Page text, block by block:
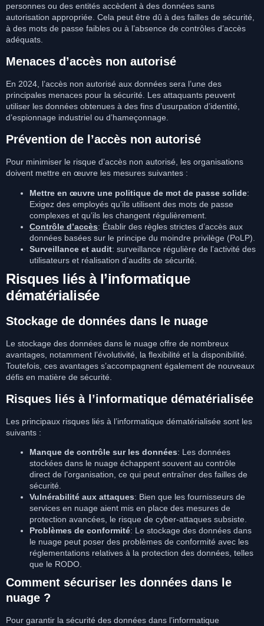
personnes ou des entités accèdent à des données sans
autorisation appropriée. Cela peut être dû à des failles de sécurité,
à des mots de passe faibles ou à l’absence de contrôles d’accès
adéquats.
Menaces d’accès non autorisé
En 2024, l’accès non autorisé aux données sera l’une des
principales menaces pour la sécurité. Les attaquants peuvent
utiliser les données obtenues à des fins d’usurpation d’identité,
d’espionnage industriel ou d’hameçonnage.
Prévention de l’accès non autorisé
Pour minimiser le risque d’accès non autorisé, les organisations
doivent mettre en œuvre les mesures suivantes :
Mettre en œuvre une politique de mot de passe solide:
Exigez des employés qu’ils utilisent des mots de passe
complexes et qu’ils les changent régulièrement.
Contrôle d’accès: Établir des règles strictes d’accès aux
données basées sur le principe du moindre privilège (PoLP).
Surveillance et audit: surveillance régulière de l’activité des
utilisateurs et réalisation d’audits de sécurité.
Risques liés à l’informatique
dématérialisée
Stockage de données dans le nuage
Le stockage des données dans le nuage offre de nombreux
avantages, notamment l’évolutivité, la flexibilité et la disponibilité.
Toutefois, ces avantages s’accompagnent également de nouveaux
défis en matière de sécurité.
Risques liés à l’informatique dématérialisée
Les principaux risques liés à l’informatique dématérialisée sont les
suivants :
Manque de contrôle sur les données: Les données
stockées dans le nuage échappent souvent au contrôle
direct de l’organisation, ce qui peut entraîner des failles de
sécurité.
Vulnérabilité aux attaques: Bien que les fournisseurs de
services en nuage aient mis en place des mesures de
protection avancées, le risque de cyber-attaques subsiste.
Problèmes de conformité: Le stockage des données dans
le nuage peut poser des problèmes de conformité avec les
réglementations relatives à la protection des données, telles
que le RODO.
Comment sécuriser les données dans le
nuage ?
Pour garantir la sécurité des données dans l’informatique